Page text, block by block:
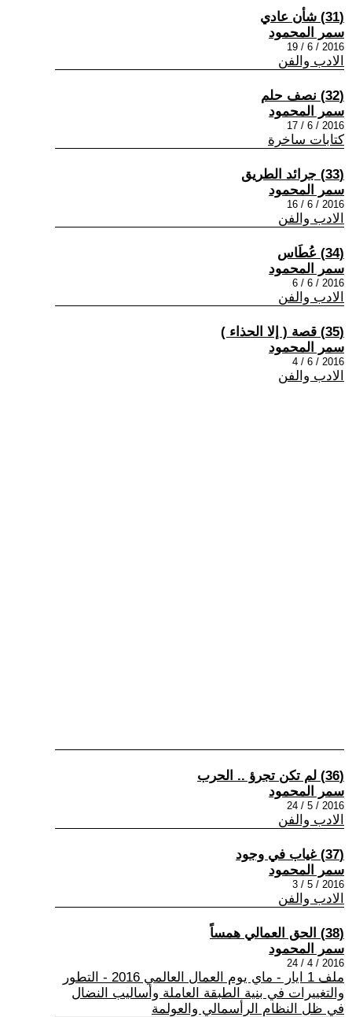
(31) شأن عادي
سمر المحمود
2016 / 6 / 19
الادب والفن
(32) نصف حلم
سمر المحمود
2016 / 6 / 17
كتابات ساخرة
(33) جرائد الطريق
سمر المحمود
2016 / 6 / 16
الادب والفن
(34) عُطَاس
سمر المحمود
2016 / 6 / 6
الادب والفن
(35) قصة ( إلا الحذاء )
سمر المحمود
2016 / 6 / 4
الادب والفن
(36) لم تكن تجرؤ .. الحرب
سمر المحمود
2016 / 5 / 24
الادب والفن
(37) غياب في وجود
سمر المحمود
2016 / 5 / 3
الادب والفن
(38) الحق العمالي همساً
سمر المحمود
2016 / 4 / 24
ملف 1 ايار - ماي يوم العمال العالمي 2016 - التطور
والتغييرات في بنية الطبقة العاملة وأساليب النضال
في ظل النظام الرأسمالي والعولمة